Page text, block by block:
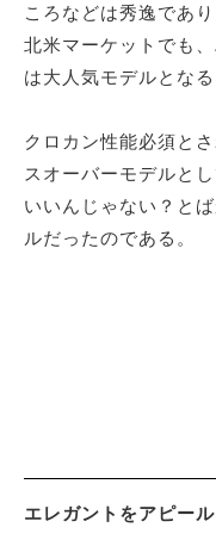
ころなどは秀逸であ
北米マーケットでも
は大人気モデルとなる
クロカン性能必須と
スオーバーモデルと
いいんじゃない？と
ルだったのである。
エレガントをアピー